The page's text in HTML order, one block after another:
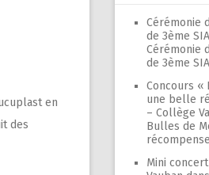
en
des
Cérémonie
de 3ème
Cérémonie
de 3ème SIA
Concours «
une belle
– Collège
Bulles de
Mini